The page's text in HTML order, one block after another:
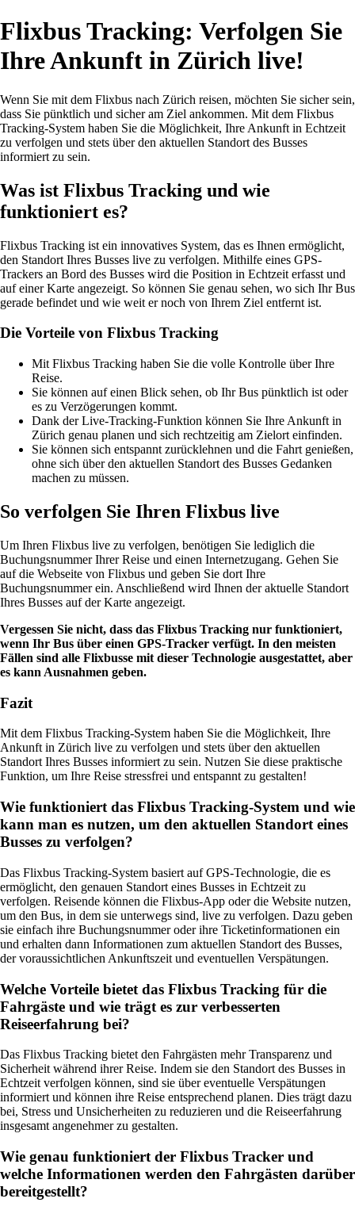
Flixbus Tracking: Verfolgen Sie
Ihre Ankunft in Zürich live!
Wenn Sie mit dem Flixbus nach Zürich reisen, möchten Sie sicher sein,
dass Sie pünktlich und sicher am Ziel ankommen. Mit dem Flixbus
Tracking-System haben Sie die Möglichkeit, Ihre Ankunft in Echtzeit
zu verfolgen und stets über den aktuellen Standort des Busses
informiert zu sein.
Was ist Flixbus Tracking und wie
funktioniert es?
Flixbus Tracking ist ein innovatives System, das es Ihnen ermöglicht,
den Standort Ihres Busses live zu verfolgen. Mithilfe eines GPS-
Trackers an Bord des Busses wird die Position in Echtzeit erfasst und
auf einer Karte angezeigt. So können Sie genau sehen, wo sich Ihr Bus
gerade befindet und wie weit er noch von Ihrem Ziel entfernt ist.
Die Vorteile von Flixbus Tracking
Mit Flixbus Tracking haben Sie die volle Kontrolle über Ihre
Reise.
Sie können auf einen Blick sehen, ob Ihr Bus pünktlich ist oder
es zu Verzögerungen kommt.
Dank der Live-Tracking-Funktion können Sie Ihre Ankunft in
Zürich genau planen und sich rechtzeitig am Zielort einfinden.
Sie können sich entspannt zurücklehnen und die Fahrt genießen,
ohne sich über den aktuellen Standort des Busses Gedanken
machen zu müssen.
So verfolgen Sie Ihren Flixbus live
Um Ihren Flixbus live zu verfolgen, benötigen Sie lediglich die
Buchungsnummer Ihrer Reise und einen Internetzugang. Gehen Sie
auf die Webseite von Flixbus und geben Sie dort Ihre
Buchungsnummer ein. Anschließend wird Ihnen der aktuelle Standort
Ihres Busses auf der Karte angezeigt.
Vergessen Sie nicht, dass das Flixbus Tracking nur funktioniert,
wenn Ihr Bus über einen GPS-Tracker verfügt. In den meisten
Fällen sind alle Flixbusse mit dieser Technologie ausgestattet, aber
es kann Ausnahmen geben.
Fazit
Mit dem Flixbus Tracking-System haben Sie die Möglichkeit, Ihre
Ankunft in Zürich live zu verfolgen und stets über den aktuellen
Standort Ihres Busses informiert zu sein. Nutzen Sie diese praktische
Funktion, um Ihre Reise stressfrei und entspannt zu gestalten!
Wie funktioniert das Flixbus Tracking-System und wie
kann man es nutzen, um den aktuellen Standort eines
Busses zu verfolgen?
Das Flixbus Tracking-System basiert auf GPS-Technologie, die es
ermöglicht, den genauen Standort eines Busses in Echtzeit zu
verfolgen. Reisende können die Flixbus-App oder die Website nutzen,
um den Bus, in dem sie unterwegs sind, live zu verfolgen. Dazu geben
sie einfach ihre Buchungsnummer oder ihre Ticketinformationen ein
und erhalten dann Informationen zum aktuellen Standort des Busses,
der voraussichtlichen Ankunftszeit und eventuellen Verspätungen.
Welche Vorteile bietet das Flixbus Tracking für die
Fahrgäste und wie trägt es zur verbesserten
Reiseerfahrung bei?
Das Flixbus Tracking bietet den Fahrgästen mehr Transparenz und
Sicherheit während ihrer Reise. Indem sie den Standort des Busses in
Echtzeit verfolgen können, sind sie über eventuelle Verspätungen
informiert und können ihre Reise entsprechend planen. Dies trägt dazu
bei, Stress und Unsicherheiten zu reduzieren und die Reiseerfahrung
insgesamt angenehmer zu gestalten.
Wie genau funktioniert der Flixbus Tracker und
welche Informationen werden den Fahrgästen darüber
bereitgestellt?